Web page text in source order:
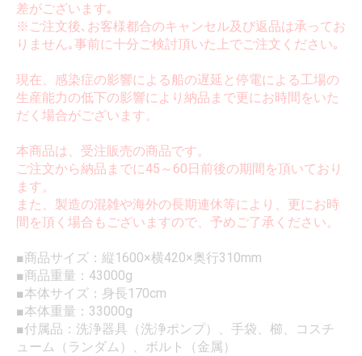
差がございます｡
※ご注文後､お客様都合のキャンセル及び返品は承ってお
りません｡事前に十分ご検討頂いた上でご注文ください｡
現在、感染症の影響による船の遅延と停電による工場の
生産能力の低下の影響により納品まで更にお時間をいた
だく場合がございます。
本商品は、受注販売の商品です。
ご注文から納品までに45～60日前後の期間を頂いており
ます。
また、製造の混雑や海外の長期連休等により、更にお時
間を頂く場合もございますので、予めご了承ください。
■商品サイズ：縦1600×横420×奥行310mm
■商品重量：43000g
■本体サイズ：身長170cm
■本体重量：33000g
■付属品：洗浄器具（洗浄ポンプ）、手袋、櫛、コスチ
ューム（ランダム）、ボルト（金属）